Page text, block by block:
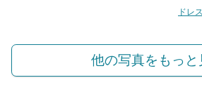
ドレ
他の写真をもっと